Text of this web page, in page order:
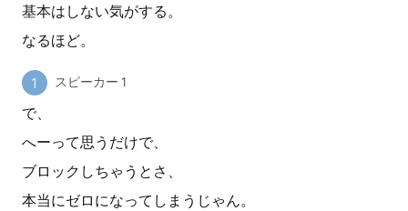
基本はしない気がする。
なるほど。
スピーカー 1
で、
へーって思うだけで、
ブロックしちゃうとさ、
本当にゼロになってしまうじゃん。